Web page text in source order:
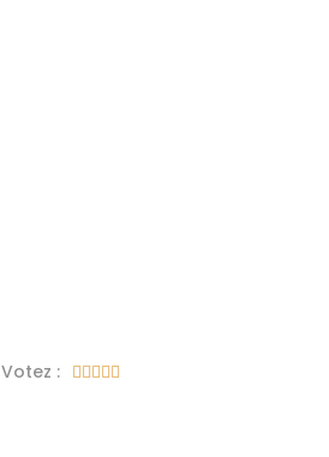
Votez :     